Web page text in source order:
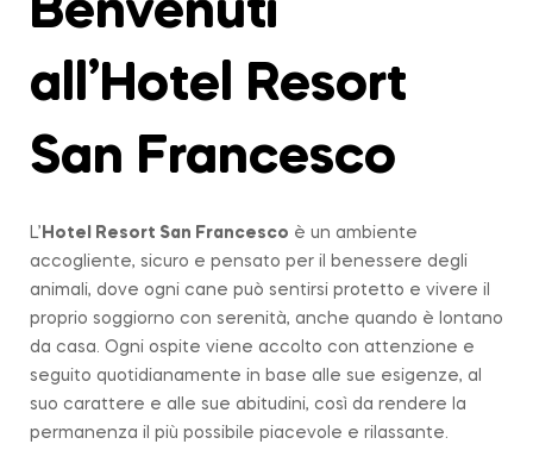
Benvenuti
all’Hotel Resort
San Francesco
L’ Hotel Resort San Francesco è un ambiente
accogliente, sicuro e pensato per il benessere degli
animali, dove ogni cane può sentirsi protetto e vivere il
proprio soggiorno con serenità, anche quando è lontano
da casa. Ogni ospite viene accolto con attenzione e
seguito quotidianamente in base alle sue esigenze, al
suo carattere e alle sue abitudini, così da rendere la
permanenza il più possibile piacevole e rilassante.